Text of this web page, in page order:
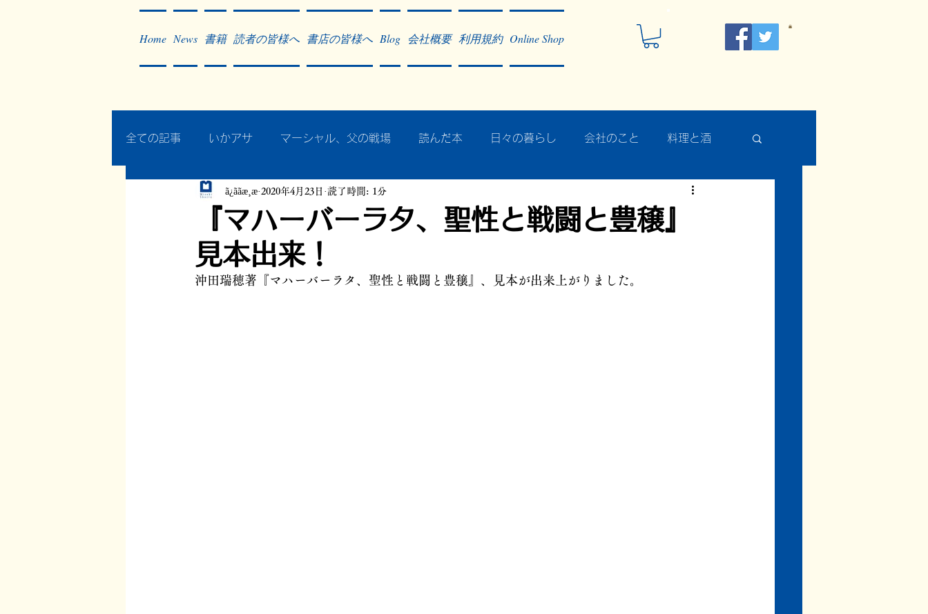
Home News 書籍 読者の皆様へ 書店の皆様へ Blog 会社概要 利用規約 Online Shop
全ての記事 いかアサ マーシャル、父の戦場 読んだ本 日々の暮らし 会社のこと 料理と酒
秘蔵写真200枚でたどるアジア・太平洋戦争
作った本・作っている本 記事掲載・広告
『マハーバーラタ、聖性と戦闘と豊穣』
見本出来！
ã¿ããæ¸æ 2020年4月23日 読了時間: 1分
沖田瑞穂著『マハーバーラタ、聖性と戦闘と豊穣』、見本が出来上がりました。